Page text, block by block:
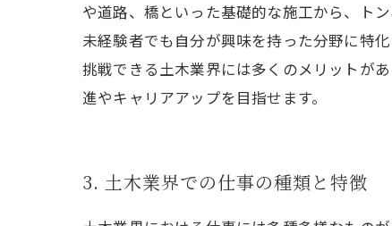
や道路、橋といった基礎的な施工から、ト
未経験者でも自分が興味を持った分野に特
挑戦できる土木業界には多くのメリットが
進やキャリアアップを目指せます。
3. 土木業界での仕事の種類と特徴